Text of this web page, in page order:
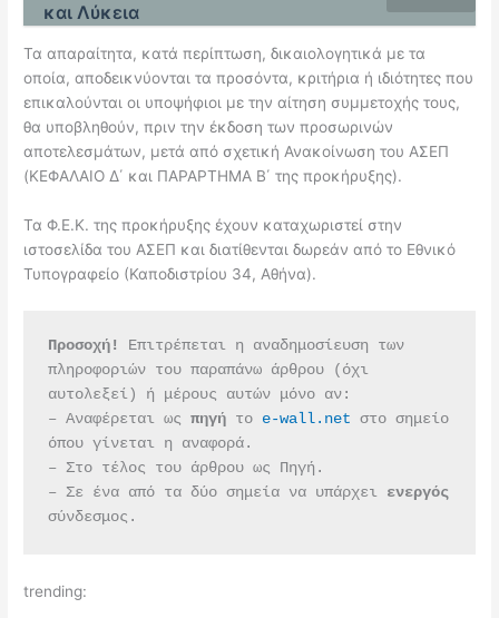
και Λύκεια
Τα απαραίτητα, κατά περίπτωση, δικαιολογητικά με τα
οποία, αποδεικνύονται τα προσόντα, κριτήρια ή ιδιότητες που
επικαλούνται οι υποψήφιοι με την αίτηση συμμετοχής τους,
θα υποβληθούν, πριν την έκδοση των προσωρινών
αποτελεσμάτων, μετά από σχετική Ανακοίνωση του ΑΣΕΠ
(ΚΕΦΑΛΑΙΟ Δ΄ και ΠΑΡΑΡΤΗΜΑ Β΄ της προκήρυξης).
Τα Φ.Ε.Κ. της προκήρυξης έχουν καταχωριστεί στην
ιστοσελίδα του ΑΣΕΠ και διατίθενται δωρεάν από το Εθνικό
Τυπογραφείο (Καποδιστρίου 34, Αθήνα).
Προσοχή!
Επιτρέπεται η αναδημοσίευση των
πληροφοριών του παραπάνω άρθρου (όχι
αυτολεξεί) ή μέρους αυτών μόνο αν:
– Αναφέρεται ως πηγή το e-wall.net στο σημείο
όπου γίνεται η αναφορά.
– Στο τέλος του άρθρου ως Πηγή.
– Σε ένα από τα δύο σημεία να υπάρχει
ενεργός
σύνδεσμος.
trending: